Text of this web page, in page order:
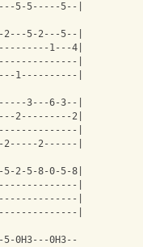
5-5-----5--|
5-2---5--|
1---4|
|
1----------|
s
3---6-3--|
2---------2|
|
2------|
2-5-8-0-5-8|
|
|
|
0Н3---0Н3--